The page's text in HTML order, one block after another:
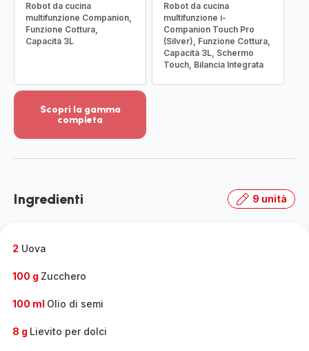
Robot da cucina
multifunzione Companion,
Funzione Cottura,
Capacità 3L
Robot da cucina
multifunzione i-
Companion Touch Pro
(Silver), Funzione Cottura,
Capacità 3L, Schermo
Touch, Bilancia Integrata
Scopri la gamma
completa
dettagli
la
Ingredienti 9 unità
2 Uova
100 g Zucchero
100 ml Olio di semi
8 g Lievito per dolci